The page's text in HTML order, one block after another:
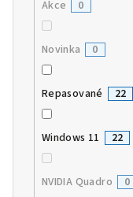
Akce 0
Novinka 0
Repasované 22
Windows 11 22
NVIDIA Quadro 0